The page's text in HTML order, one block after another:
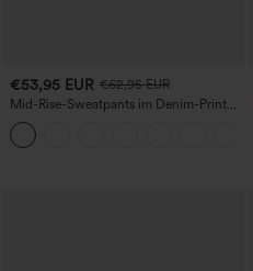
€53,95 EUR €62,95 EUR
Mid-Rise-Sweatpants im Denim-Print
aus French Terry, lässig, mit Taschen